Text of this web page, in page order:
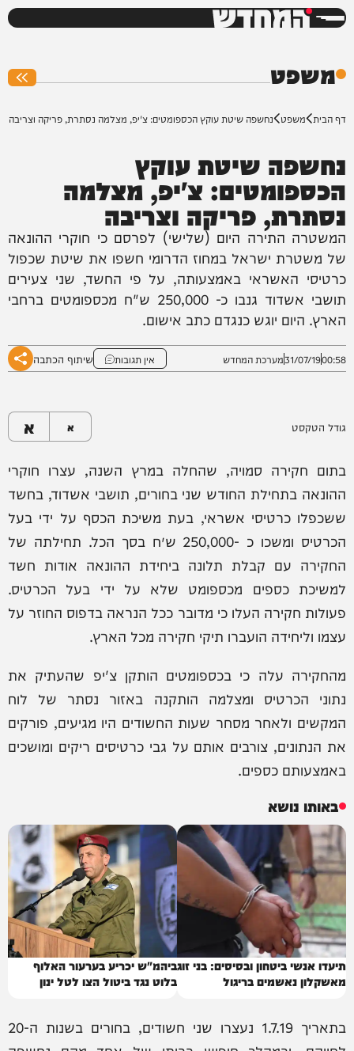
המחדש
משפט
דף הבית משפט נחשפה שיטת עוקץ הכספומטים: צ'יפ, מצלמה נסתרת, פריקה וצריבה
נחשפה שיטת עוקץ
הכספומטים: צ'יפ, מצלמה
נסתרת, פריקה וצריבה
המשטרה התירה היום (שלישי) לפרסם כי חוקרי ההונאה
של משטרת ישראל במחוז הדרומי חשפו את שיטת שכפול
כרטיסי האשראי באמצעותה, על פי החשד, שני צעירים
תושבי אשדוד גנבו כ- 250,000 ש"ח מכספומטים ברחבי
הארץ. היום יוגש כנגדם כתב אישום.
00:58
31/07/19מערכת המחדש אין תגובות שיתוף הכתבה
גודל הטקסט א א
בתום חקירה סמויה, שהחלה במרץ השנה, עצרו חוקרי
ההונאה בתחילת החודש שני בחורים, תושבי אשדוד, בחשד
ששכפלו כרטיסי אשראי, בעת משיכת הכסף על ידי בעל
הכרטיס ומשכו כ -250,000 ש״ח בסך הכל. תחילתה של
החקירה עם קבלת תלונה ביחידת ההונאה אודות חשד
למשיכת כספים מכספומט שלא על ידי בעל הכרטיס.
פעולות חקירה העלו כי מדובר ככל הנראה בדפוס החוזר על
עצמו וליחידה הועברו תיקי חקירה מכל הארץ.
מהחקירה עלה כי בכספומטים הותקן צ'יפ שהעתיק את
נתוני הכרטיס ומצלמה הותקנה באזור נסתר של לוח
המקשים ולאחר מסחר שעות החשודים היו מגיעים, פורקים
את הנתונים, צורבים אותם על גבי כרטיסים ריקים ומושכים
באמצעותם כספים.
באותו נושא
תיעדו אנשי ביטחון ובסיסים: בני זוג
מאשקלון נאשמים בריגול
ביהמ"ש יכריע בערעור האלוף
בלוט נגד ביטול הצו לטל ינון
בתאריך 1.7.19 נעצרו שני חשודים, בחורים בשנות ה-20